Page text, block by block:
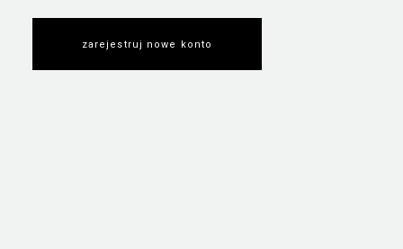
zarejestruj nowe konto